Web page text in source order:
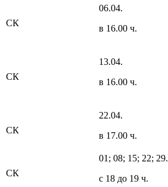
СК
06.04.
в 16.00 ч.
СК
13.04.
в 16.00 ч.
СК
22.04.
в 17.00 ч.
СК
01; 08; 15; 22; 29.
с 18 до 19 ч.